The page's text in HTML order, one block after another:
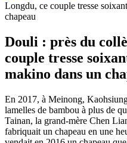
Longdu, ce couple tresse
chapeau
Douli : près du
couple tresse
makino dans un
En 2017, à Meinong,
lamelles de bambou à plus de
Tainan, la grand-mère Chen
fabriquait un chapeau en une